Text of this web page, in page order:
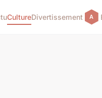
CultureDivertissement